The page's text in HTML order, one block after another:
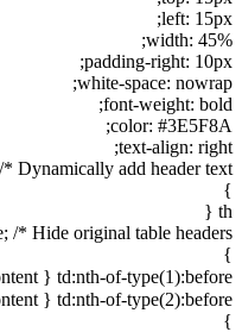
left: 15px;
width: 45%;
padding-right: 10px;
white-space: nowrap;
font-weight: bold;
color: #3E5F8A;
text-align: right;
Dynamically add header text */
}
th {
/* Hide original table headers */
}
td:nth-of-type(1):before { content: “چالش رایج:”; }
td:nth-of-type(2):before { content: “راهکار عملی:”; }
}